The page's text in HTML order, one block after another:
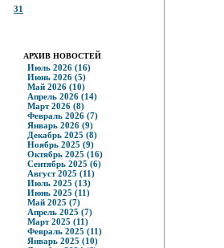
31
АРХИВ НОВОСТЕЙ
Июль 2026 (16)
Июнь 2026 (5)
Май 2026 (10)
Апрель 2026 (14)
Март 2026 (8)
Февраль 2026 (7)
Январь 2026 (9)
Декабрь 2025 (8)
Ноябрь 2025 (9)
Октябрь 2025 (16)
Сентябрь 2025 (6)
Август 2025 (11)
Июль 2025 (13)
Июнь 2025 (11)
Май 2025 (7)
Апрель 2025 (7)
Март 2025 (11)
Февраль 2025 (11)
Январь 2025 (10)